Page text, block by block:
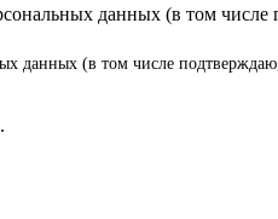
данных (в том
данных (в том числе